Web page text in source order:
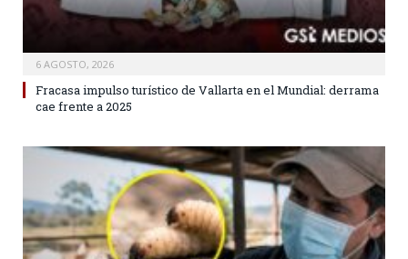
6 AGOSTO, 2026
Fracasa impulso turístico de Vallarta en el Mundial: derrama
cae frente a 2025